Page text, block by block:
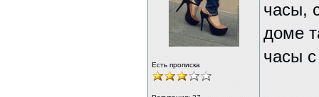
Есть прописка
часы,
доме
часы